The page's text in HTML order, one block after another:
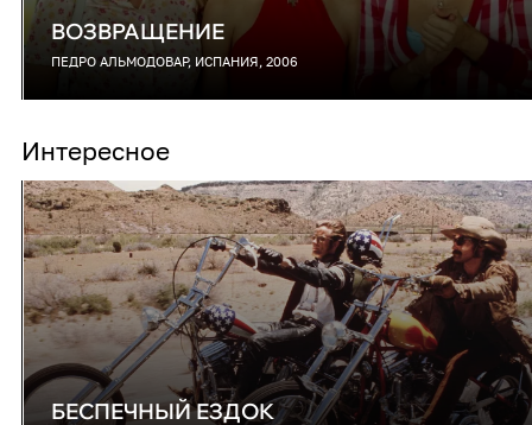
ВОЗВРАЩЕНИЕ
ПЕДРО АЛЬМОДОВАР, ИСПАНИЯ, 2006
Интересное
БЕСПЕЧНЫЙ ЕЗДОК